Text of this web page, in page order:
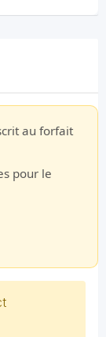
au forfait
pour le